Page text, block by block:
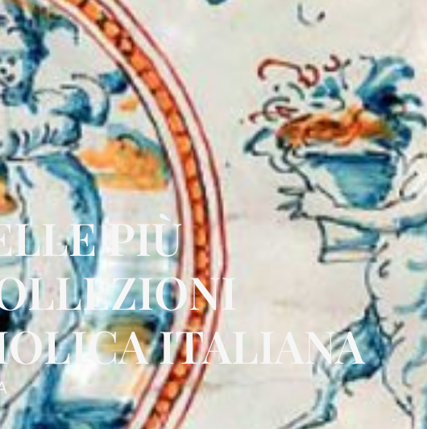
PIÙ
ITALIANA